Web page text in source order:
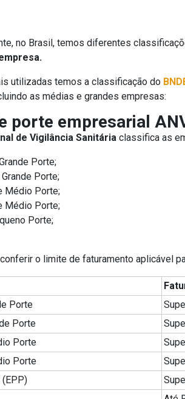
no Brasil, temos diferentes
utilizadas temos a classificação do
as médias e grandes empresas:
porte empresarial
de Vigilância Sanitária classifica as
Porte;
Porte;
Médio Porte;
Médio Porte;
Porte;
o limite de faturamento aplicável
Porte
Porte
Porte
Porte